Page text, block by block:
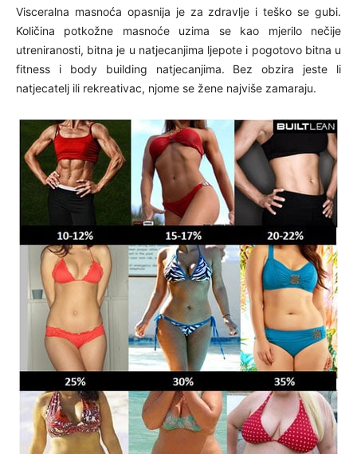
Visceralna masnoća opasnija je za zdravlje i teško se gubi.
Količina potkožne masnoće uzima se kao mjerilo nečije
utreniranosti, bitna je u natjecanjima ljepote i pogotovo bitna u
fitness i body building natjecanjima. Bez obzira jeste li
natjecatelj ili rekreativac, njome se žene najviše zamaraju.